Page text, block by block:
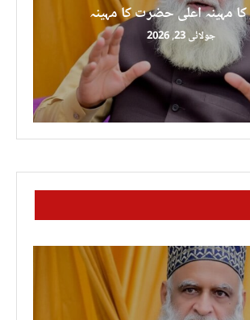
مہینہ اعلی حضرت کا مہینہ
جولائی 23, 2026